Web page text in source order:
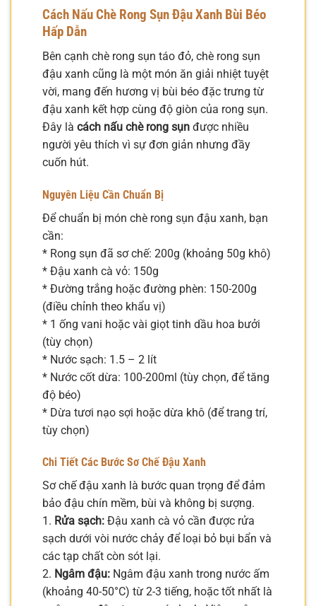
Cách Nấu Chè Rong Sụn Đậu Xanh Bùi Béo
Hấp Dẫn
Bên cạnh chè rong sụn táo đỏ, chè rong sụn
đậu xanh cũng là một món ăn giải nhiệt tuyệt
vời, mang đến hương vị bùi béo đặc trưng từ
đậu xanh kết hợp cùng độ giòn của rong sụn.
Đây là cách nấu chè rong sụn được nhiều
người yêu thích vì sự đơn giản nhưng đầy
cuốn hút.
Nguyên Liệu Cần Chuẩn Bị
Để chuẩn bị món chè rong sụn đậu xanh, bạn
cần:
* Rong sụn đã sơ chế: 200g (khoảng 50g khô)
* Đậu xanh cà vỏ: 150g
* Đường trắng hoặc đường phèn: 150-200g
(điều chỉnh theo khẩu vị)
* 1 ống vani hoặc vài giọt tinh dầu hoa bưởi
(tùy chọn)
* Nước sạch: 1.5 – 2 lít
* Nước cốt dừa: 100-200ml (tùy chọn, để tăng
độ béo)
* Dừa tươi nạo sợi hoặc dừa khô (để trang trí,
tùy chọn)
Chi Tiết Các Bước Sơ Chế Đậu Xanh
Sơ chế đậu xanh là bước quan trọng để đảm
bảo đậu chín mềm, bùi và không bị sượng.
1. Rửa sạch: Đậu xanh cà vỏ cần được rửa
sạch dưới vòi nước chảy để loại bỏ bụi bẩn và
các tạp chất còn sót lại.
2. Ngâm đậu: Ngâm đậu xanh trong nước ấm
(khoảng 40-50°C) từ 2-3 tiếng, hoặc tốt nhất là